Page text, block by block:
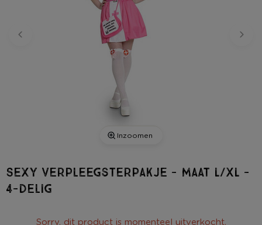
Inzoomen
Sexy Verpleegsterpakje - maat L/XL -
4-delig
Sorry, dit product is momenteel uitverkocht.